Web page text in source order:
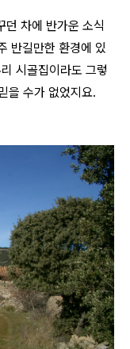
던 차에 반가운 소식
반길만한 환경에 있
시골집이라도 그렇
을 수가 없었지요.